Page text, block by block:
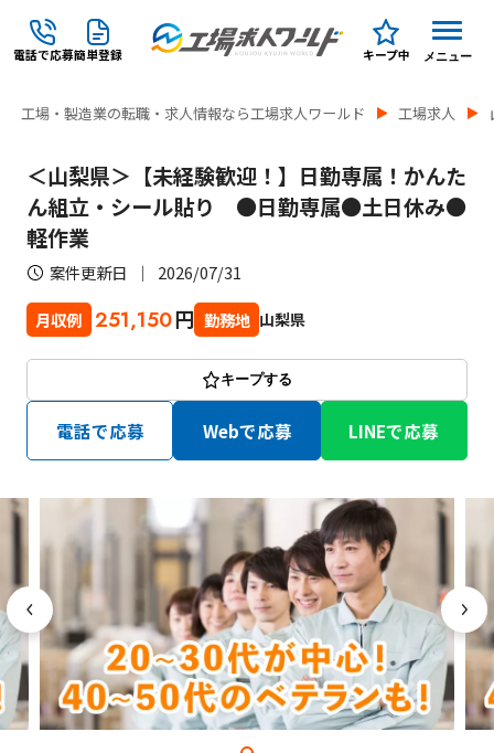
電話で応募簡単登録 キープ中 メニュー
工場・製造業の転職・求人情報なら工場求人ワールド 工場求人
＜山梨県＞【未経験歓迎！】日勤専属！かんた
ん組立・シール貼り ●日勤専属●土日休み●
軽作業
案件更新日 2026/07/31
月収例 251,150円 勤務地 山梨県
キープする
電話で応募 Webで応募 LINEで応募